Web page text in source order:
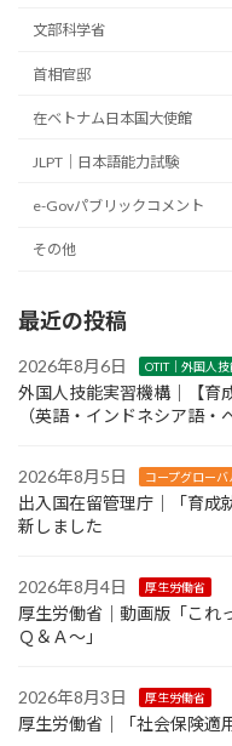
文部科学省
首相官邸
在ベトナム日本国大使館
JLPT｜日本語能力試験
e-Govパブリックコメント
その他
最近の投稿
2026年8月6日 OTIT｜外国人
外国人技能実習機構｜【育
（英語・インドネシア語
2026年8月5日 コープグロー
出入国在留管理庁｜「育成
新しました
2026年8月4日 厚生労働省
厚生労働省｜動画版「これ
Ｑ＆Ａ～」
2026年8月3日 厚生労働省
厚生労働省｜「社会保険適